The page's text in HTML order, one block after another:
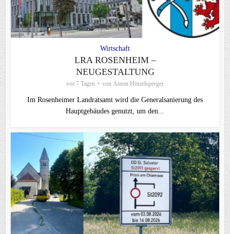
Wirtschaft
LRA ROSENHEIM –
NEUGESTALTUNG
vor 7 Tagen von Anton Hötzelsperger
Im Rosenheimer Landratsamt wird die Generalsanierung des
Hauptgebäudes genutzt, um den...